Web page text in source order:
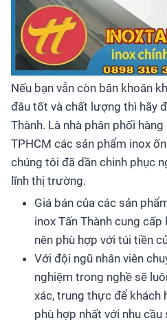
Nếu bạn vẫn còn băn khoăn
đâu tốt và chất lượng thì hãy
Thành. Là nhà phân phối
TPHCM các sản phẩm inox
chúng tôi đã dần chinh phục
lĩnh thị trường.
Giá bán của các sản
inox Tấn Thành cung
nên phù hợp với túi tiền
Với đội ngũ nhân viên
nghiệm trong nghề sẽ
xác, trung thực để khách
phù hợp nhất với nhu